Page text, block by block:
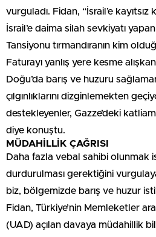
vurguladı. Fidan, “İsrail’e
İsrail’e daima silah sevkiyatı
Tansiyonu tırmandıranın kim
Faturayı yanlış yere kesme
Doğu’da barış ve huzuru
çılgınlıklarını dizginlemekten
destekleyenler, Gazze’deki
diye konuştu.
MÜDAHİLLİK ÇAĞRISI
Daha fazla vebal sahibi olunmak
durdurulması gerektiğini
biz, bölgemizde barış ve huzur
Fidan, Türkiye’nin Memleketler
(UAD) açılan davaya müdahillik